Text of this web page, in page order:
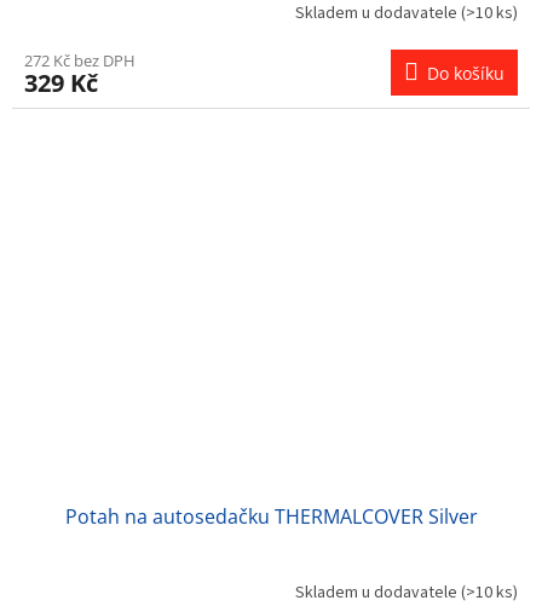
Skladem u dodavatele (>10 ks)
272 Kč bez DPH
329 Kč Do košíku
Potah na autosedačku THERMALCOVER Silver
Skladem u dodavatele (>10 ks)